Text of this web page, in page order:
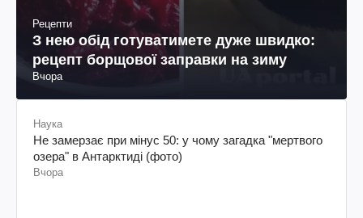
Рецепти
З нею обід готуватимете дуже швидко:
рецепт борщової заправки на зиму
Вчора
Наука
Не замерзає при мінус 50: у чому загадка "мертвого
озера" в Антарктиді (фото)
Вчора